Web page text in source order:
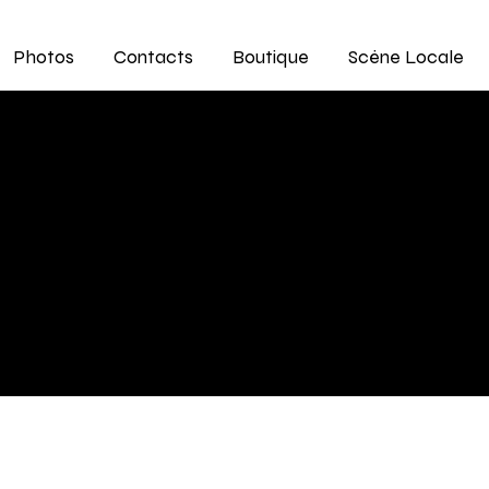
Photos Contacts Boutique Scène Locale